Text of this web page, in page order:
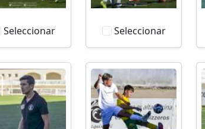
Seleccionar Seleccionar